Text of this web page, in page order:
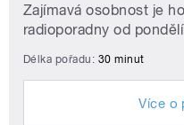
Zajímavá osobnost je
radioporadny od
Délka pořadu: 30 minut
Více o